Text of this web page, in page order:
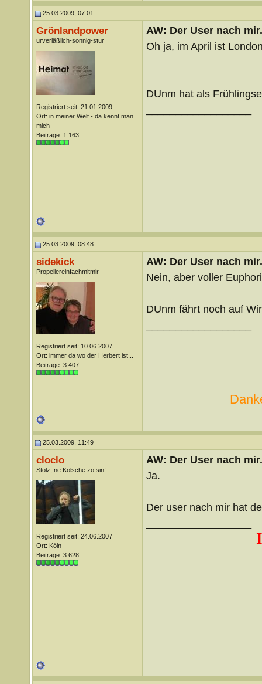
25.03.2009, 07:01
Grönlandpower
urverläßlich-sonnig-stur
Registriert seit: 21.01.2009
Ort: in meiner Welt - da kennt man
mich
Beiträge: 1.163
AW: Der User nach
Oh ja, im April ist
DUnm hat als
25.03.2009, 08:48
sidekick
Propellereinfachmitmir
Registriert seit: 10.06.2007
Ort: immer da wo der Herbert ist...
Beiträge: 3.407
AW: Der User nach
Nein, aber voller
DUnm fährt noch auf
25.03.2009, 11:49
cloclo
Stolz, ne Kölsche zo sin!
Registriert seit: 24.06.2007
Ort: Köln
Beiträge: 3.628
AW: Der User nach
Ja.
Der user nach mir hat